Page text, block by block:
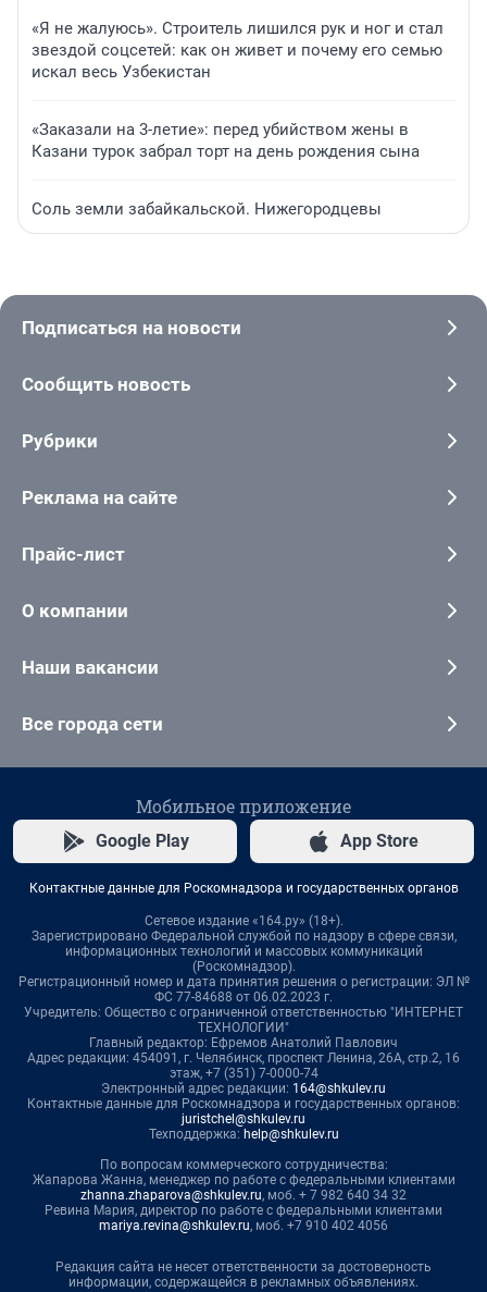
«Я не жалуюсь». Строитель лишился рук и ног и стал
звездой соцсетей: как он живет и почему его семью
искал весь Узбекистан
«Заказали на 3-летие»: перед убийством жены в
Казани турок забрал торт на день рождения сына
Соль земли забайкальской. Нижегородцевы
Подписаться на новости
Сообщить новость
Рубрики
Реклама на сайте
Прайс-лист
О компании
Наши вакансии
Все города сети
Мобильное приложение
Google Play App Store
Контактные данные для Роскомнадзора и государственных органов
Сетевое издание «164.ру» (18+).
Зарегистрировано Федеральной службой по надзору в сфере связи,
информационных технологий и массовых коммуникаций
(Роскомнадзор).
Регистрационный номер и дата принятия решения о регистрации: ЭЛ №
ФС 77-84688 от 06.02.2023 г.
Учредитель: Общество с ограниченной ответственностью "ИНТЕРНЕТ
ТЕХНОЛОГИИ"
Главный редактор: Ефремов Анатолий Павлович
Адрес редакции: 454091, г. Челябинск, проспект Ленина, 26А, стр.2, 16
этаж, +7 (351) 7-0000-74
Электронный адрес редакции: 164@shkulev.ru
Контактные данные для Роскомнадзора и государственных органов:
juristchel@shkulev.ru
Техподдержка: help@shkulev.ru
По вопросам коммерческого сотрудничества:
Жапарова Жанна, менеджер по работе с федеральными клиентами
zhanna.zhaparova@shkulev.ru, моб. + 7 982 640 34 32
Ревина Мария, директор по работе с федеральными клиентами
mariya.revina@shkulev.ru, моб. +7 910 402 4056
Редакция сайта не несет ответственности за достоверность
информации, содержащейся в рекламных объявлениях.